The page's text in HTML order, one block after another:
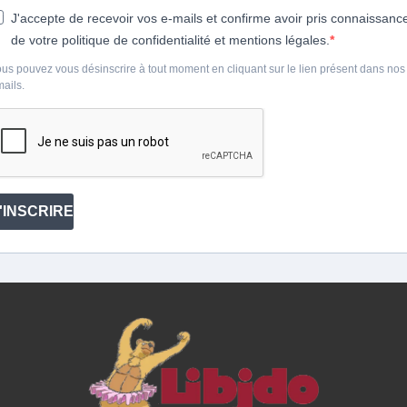
J'accepte de recevoir vos e-mails et confirme avoir pris
de votre politique de confidentialité et mentions légales.
pouvez vous désinscrire à tout moment en cliquant sur le lien présent dans nos